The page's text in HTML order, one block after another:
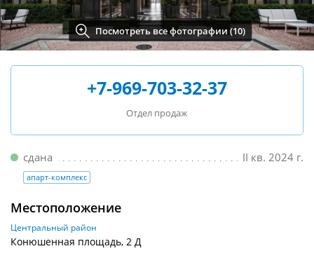
Посмотреть все фотографии (10)
+7-969-703-32-37
Отдел продаж
II кв. 2024 г.
сдана
апарт-комплекс
Местоположение
Центральный район
Конюшенная площадь, 2 Д